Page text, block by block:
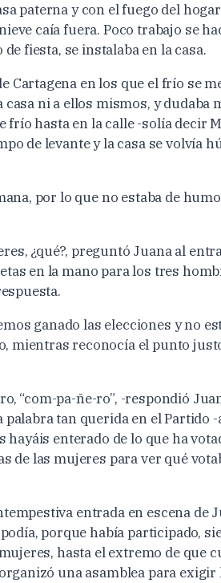
paterna y con el fuego del
caía fuera. Poco trabajo se
fiesta, se instalaba en la casa.
Cartagena en los que el frío se
ni a ellos mismos, y dudaba
frío hasta en la calle -solía decir
de levante y la casa se volvía
por lo que no estaba de
¿qué?, preguntó Juana al
en la mano para los tres
ganado las elecciones y no
mientras reconocía el punto
“com-pa-ñe-ro”, -respondió
tan querida en el Partido
enterado de lo que ha
de las mujeres para ver qué
entrada en escena de
porque había participado,
hasta el extremo de que
una asamblea para